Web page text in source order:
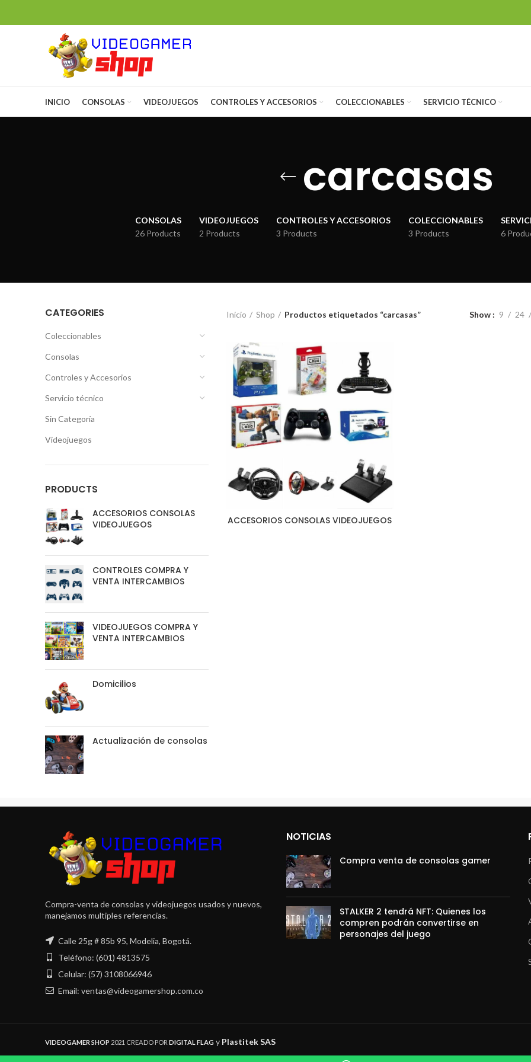
INICIO CONSOLAS VIDEOJUEGOS CONTROLES Y ACCESORIOS COLECCIONABLES SERVICIO TÉCNICO
carcasas
CONSOLAS
26 Products
VIDEOJUEGOS
2 Products
CONTROLES Y ACCESORIOS
3 Products
COLECCIONABLES
3 Products
6
CATEGORIES
Coleccionables
Consolas
Controles y Accesorios
Servicio técnico
Sin Categoría
Videojuegos
PRODUCTS
ACCESORIOS CONSOLAS
VIDEOJUEGOS
CONTROLES COMPRA Y
VENTA INTERCAMBIOS
VIDEOJUEGOS COMPRA Y
VENTA INTERCAMBIOS
Domicilios
Actualización de consolas
Inicio Shop Productos etiquetados “carcasas” Show 9 24
ACCESORIOS CONSOLAS VIDEOJUEGOS
Compra-venta de consolas y videojuegos usados y nuevos,
manejamos multiples referencias.
Calle 25g # 85b 95, Modelia, Bogotá.
Teléfono: (601) 4813575
Celular: (57) 3108066946
Email: ventas@videogamershop.com.co
NOTICIAS
Compra venta de consolas gamer
STALKER 2 tendrá NFT: Quienes los
compren podrán convertirse en
personajes del juego
VIDEOGAMER SHOP 2021 CREADO POR DIGITAL FLAG y Plastitek SAS